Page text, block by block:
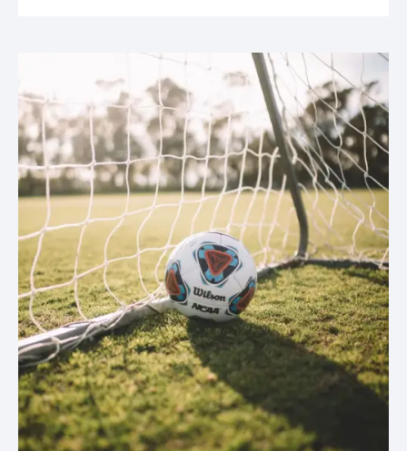
langs de lijn om het team naar de overwinning te
helpen. Samen maken we er een […]